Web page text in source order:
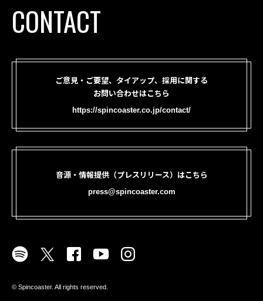
CONTACT
ご意見・ご要望、タイアップ、採用に関する
お問い合わせはこちら
https://spincoaster.co.jp/contact/
音源・情報提供（プレスリリース）はこちら
press@spincoaster.com
©︎ Spincoaster. All rights reserved.